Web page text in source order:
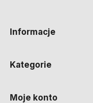
Informacje
Kategorie
Moje konto